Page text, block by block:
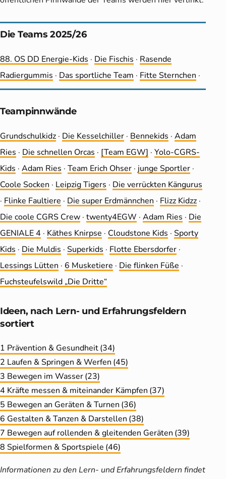
Die Teams 2025/26
88. OS DD Energie-Kids · Die Fischis · Rasende
Radiergummis · Das sportliche Team · Fitte Sternchen ·
Teampinnwände
Grundschulkidz · Die Kesselchiller · Bennekids · Adam
Ries · Die schnellen Orcas · [Team EGW] · Yolo-CGRS-
Kids · Adam Ries · Team Erich Ohser · junge Sportler ·
Coole Socken · Leip­zig Tigers · Die ver­rückten Kängurus
· Flinke Faultiere · Die super Erdmännchen · Flizz Kidzz ·
Die coole CGRS Crew · twenty4EGW · Adam Ries · Die
GENIALE 4 · Käthes Knirpse · Cloudstone Kids · Sporty
Kids · Die Muldis · Superkids · Flotte Ebersdorfer ·
Lessings Lütten · 6 Musketiere · Die flinken Füße ·
Fuchsteufelswild „Die Dritte“
Ideen, nach Lern- und Erfahrungs­feldern
sortiert
1 Prävention & Gesundheit(34)
2 Laufen & Springen & Werfen (45)
3 Bewegen im Wasser(23)
4 Kräfte messen & miteinander Kämpfen (37)
5 Bewegen an Geräten & Turnen (36)
6 Gestalten & Tanzen & Darstellen (38)
7 Bewegen auf rollenden & gleitenden Geräten (39)
8 Spielformen & Sportspiele (46)
Informationen zu den Lern- und Erfahrungsfeldern findet